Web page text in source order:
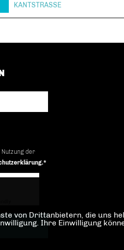
KANTSTRASSE
der
von Drittanbietern, die uns
Ihre Einwilligung